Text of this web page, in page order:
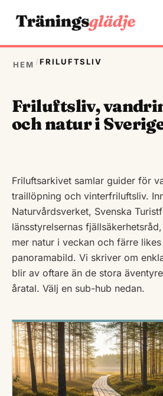
HEM /FRILUFTSLIV
Friluftsliv,
och natur i
Friluftsarkivet samlar guider för
traillöpning och vinterfriluftsliv.
Naturvårdsverket, Svenska
länsstyrelsernas
mer natur i veckan och färre
panoramabild. Vi skriver om
blir av oftare än de stora
åratal. Välj en sub-hub nedan.
Underkategorier i